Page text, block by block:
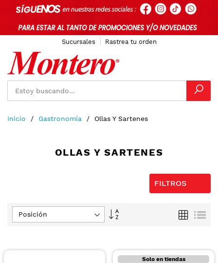
Sucursales Rastrea tu orden
Inicio Gastronomía Ollas Y Sartenes
OLLAS Y SARTENES
FILTROS
Fijar
Parrilla
Solo en tiendas